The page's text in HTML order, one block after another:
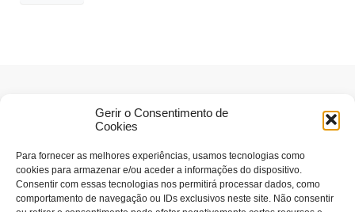
Gerir o Consentimento de
Cookies
Para fornecer as melhores experiências, usamos tecnologias como
cookies para armazenar e/ou aceder a informações do dispositivo.
Consentir com essas tecnologias nos permitirá processar dados, como
comportamento de navegação ou IDs exclusivos neste site. Não consentir